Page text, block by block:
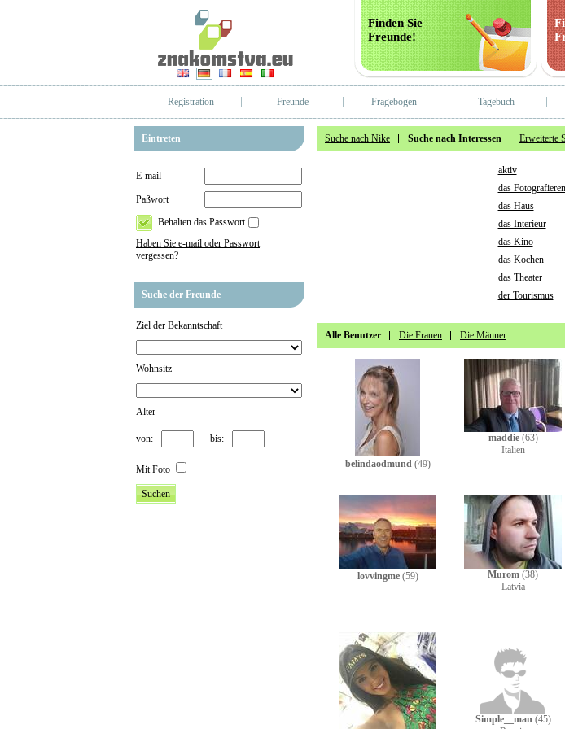
Finden Sie
Freunde!
Registration Freunde Fragebogen Tagebuch
Eintreten
E-mail
Paßwort
Behalten das Passwort
Haben Sie e-mail oder Passwort
vergessen?
Suche der Freunde
Ziel der Bekanntschaft
Wohnsitz
Alter
von: bis:
Mit Foto
Suche nach Nike Suche nach Interessen Erweiterte
aktiv
das Fotografieren
das Haus
das Interieur
das Kino
das Kochen
das Theater
der Tourismus
Alle Benutzer Die Frauen Die Männer
belindaodmund(49)
maddie(63)
Italien
lovvingme(59) Murom (38)
Latvia
Simple__man(45)